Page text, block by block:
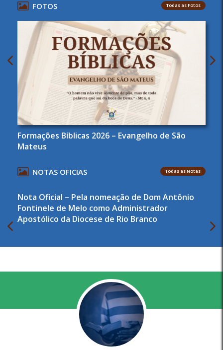
FOTOS Todas as Fotos
Formações Bíblicas 2026 – Evangelho de São
Mateus
NOTAS OFICIAS Todas as Notas
Nota Oficial – Pela nomeação de Dom Antônio
Fontinele de Melo como Administrador
Apostólico da Diocese de Rio Branco